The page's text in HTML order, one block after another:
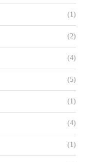
(1)
(2)
(4)
(5)
(1)
(4)
(1)